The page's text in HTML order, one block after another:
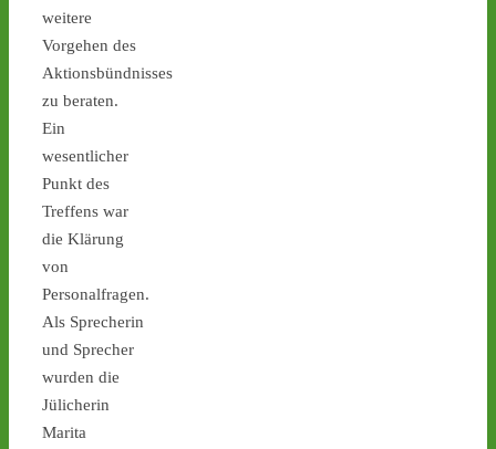
weitere
Vorgehen des
Aktionsbündnisses
zu beraten.
Ein
wesentlicher
Punkt des
Treffens war
die Klärung
von
Personalfragen.
Als Sprecherin
und Sprecher
wurden die
Jülicherin
Marita